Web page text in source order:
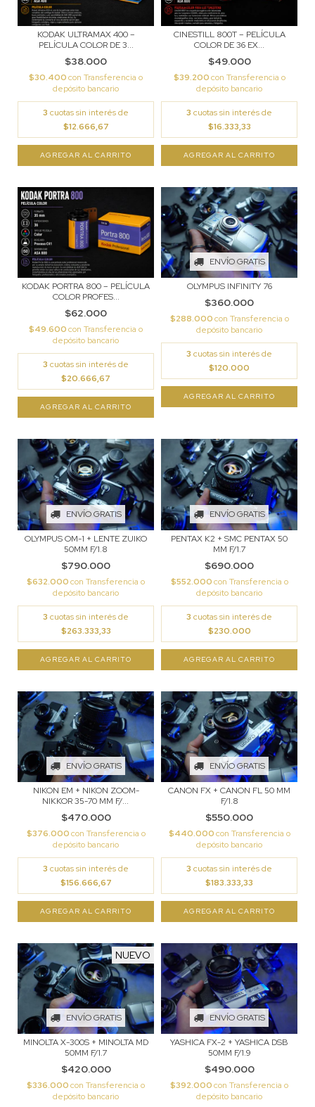
KODAK ULTRAMAX 400 –
PELÍCULA COLOR DE 3...
$38.000
$30.400con Transferencia o
depósito bancario
3 cuotas sin interés de
$12.666,67
CINESTILL 800T – PELÍCULA
COLOR DE 36 EX...
$49.000
$39.200con Transferencia o
depósito bancario
3 cuotas sin interés de
$16.333,33
KODAK PORTRA 800 – PELÍCULA
COLOR PROFES...
$62.000
$49.600con Transferencia o
depósito bancario
3 cuotas sin interés de
$20.666,67
ENVÍO GRATIS
OLYMPUS INFINITY 76
$360.000
$288.000con Transferencia o
depósito bancario
3 cuotas sin interés de
$120.000
ENVÍO GRATIS
OLYMPUS OM-1 + LENTE ZUIKO
50MM F/1.8
$790.000
$632.000con Transferencia o
depósito bancario
3 cuotas sin interés de
$263.333,33
ENVÍO GRATIS
PENTAX K2 + SMC PENTAX 50
MM F/1.7
$690.000
$552.000con Transferencia o
depósito bancario
3 cuotas sin interés de
$230.000
ENVÍO GRATIS
NIKON EM + NIKON ZOOM-
NIKKOR 35-70 MM F/...
$470.000
$376.000con Transferencia o
depósito bancario
3 cuotas sin interés de
$156.666,67
ENVÍO GRATIS
CANON FX + CANON FL 50 MM
F/1.8
$550.000
$440.000con Transferencia o
depósito bancario
3 cuotas sin interés de
$183.333,33
ENVÍO GRATIS
NUEVO
MINOLTA X-300S + MINOLTA MD
50MM F/1.7
$420.000
$336.000con Transferencia o
depósito bancario
ENVÍO GRATIS
YASHICA FX-2 + YASHICA DSB
50MM F/1.9
$490.000
$392.000con Transferencia o
depósito bancario